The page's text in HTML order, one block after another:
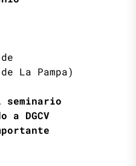
La Pampa)
a DGCV